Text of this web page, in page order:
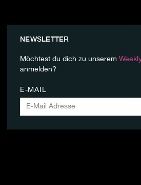
NEWSLETTER
Möchtest du dich zu unserem
anmelden?
E-MAIL